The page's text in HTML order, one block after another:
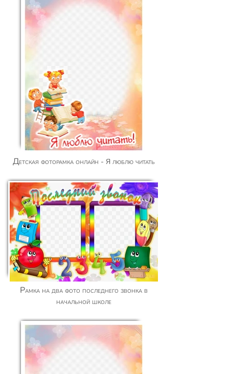
Детская фоторамка онлайн - Я люблю читать
Рамка на два фото последнего звонка в
начальной школе